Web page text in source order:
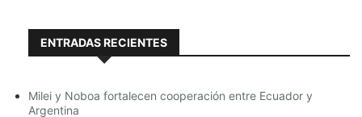
Por este motivo, el ministro de Defensa hizo hincapié
ENTRADAS RECIENTES
Milei y Noboa fortalecen cooperación entre Ecuador y
Argentina